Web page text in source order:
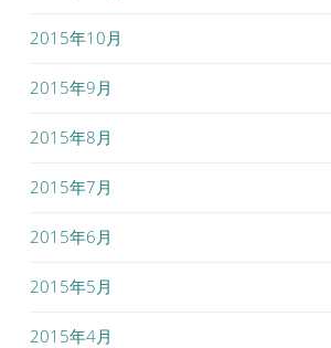
2015年10月
2015年9月
2015年8月
2015年7月
2015年6月
2015年5月
2015年4月